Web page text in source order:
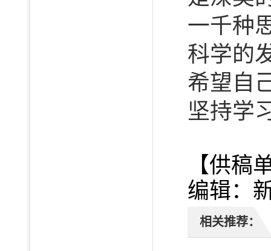
一千种
科学的
希望自
坚持学
【供
编辑：
相关推荐：